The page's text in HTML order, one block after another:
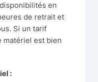
en
de retrait et
Si un tarif
matériel est bien
: